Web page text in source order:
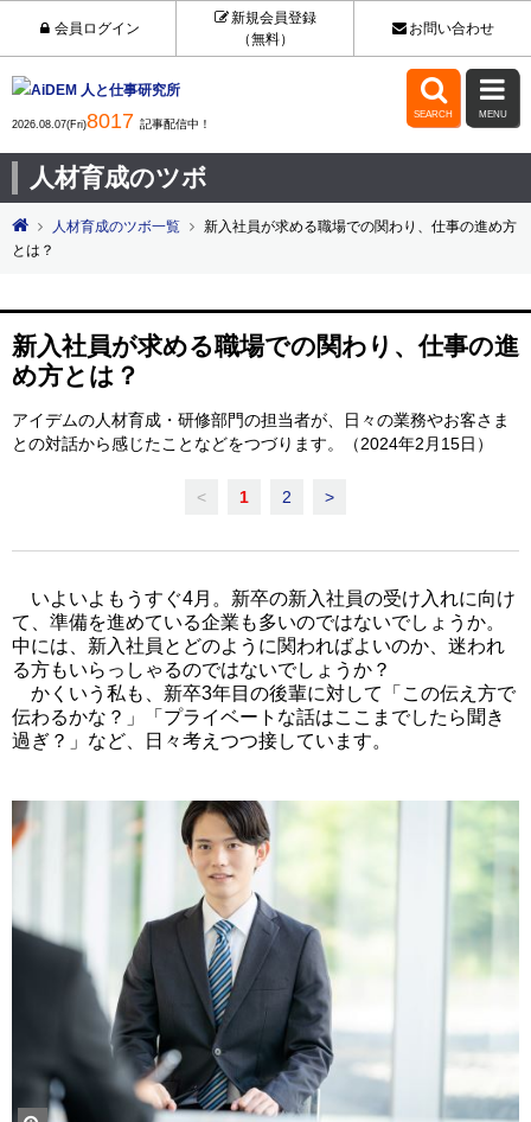
会員ログイン
新規会員登録
（無料）
お問い合わせ
2026.08.07(Fri)8017 記事配信中！

SEARCH

MENU
人材育成のツボ
人材育成のツボ一覧
新入社員が求める職場での関わり、仕事の進め方
とは？
新入社員が求める職場での関わり、仕事の進
め方とは？
アイデムの人材育成・研修部門の担当者が、日々の業務やお客さま
との対話から感じたことなどをつづります。（2024年2月15日）
< 1 2 >
いよいよもうすぐ4月。新卒の新入社員の受け入れに向け
て、準備を進めている企業も多いのではないでしょうか。
中には、新入社員とどのように関わればよいのか、迷われ
る方もいらっしゃるのではないでしょうか？
かくいう私も、新卒3年目の後輩に対して「この伝え方で
伝わるかな？」「プライベートな話はここまでしたら聞き
過ぎ？」など、日々考えつつ接しています。